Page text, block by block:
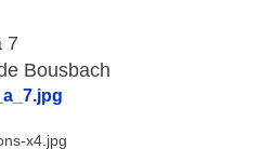
7
Bousbach